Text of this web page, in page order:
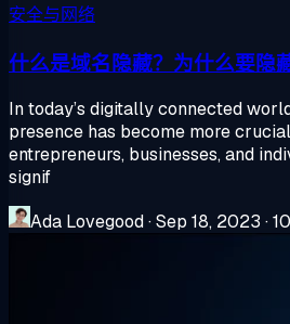
安全与网络
什么是域名隐藏？为什么要隐
In today’s digitally connected
presence has become more
entrepreneurs, businesses, and
signif
Ada Lovegood·Sep 18, 2023 ·